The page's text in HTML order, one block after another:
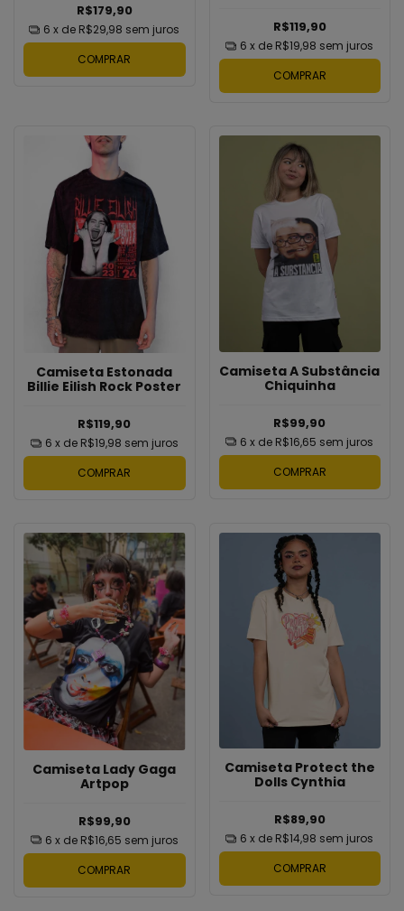
R$179,90
6 x de R$29,98 sem juros
COMPRAR
R$119,90
6 x de R$19,98 sem juros
COMPRAR
Camiseta Estonada
Billie Eilish Rock Poster
R$119,90
6 x de R$19,98 sem juros
COMPRAR
Camiseta A Substância
Chiquinha
R$99,90
6 x de R$16,65 sem juros
COMPRAR
Camiseta Lady Gaga
Artpop
R$99,90
6 x de R$16,65 sem juros
COMPRAR
Camiseta Protect the
Dolls Cynthia
R$89,90
6 x de R$14,98 sem juros
COMPRAR